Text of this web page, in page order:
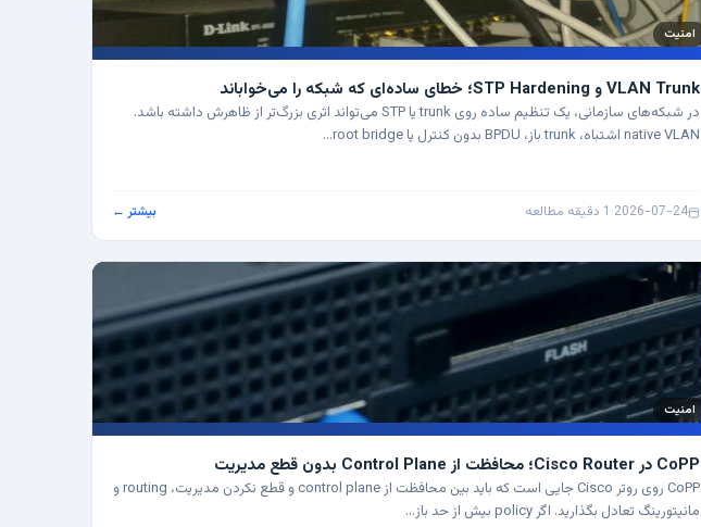
امنیت
VLAN Trunk و STP Hardening؛ خطای ساده‌ای که شبکه را می‌خواباند
در شبکه‌های سازمانی، یک تنظیم ساده روی trunk یا STP می‌تواند اثری بزرگ‌تر از ظاهرش داشته باشد.
native VLAN اشتباه، trunk باز، BPDU بدون کنترل یا root bridge…
2026-07-24
· 1 دقیقه مطالعه بیشتر ←
امنیت
CoPP در Cisco Router؛ محافظت از Control Plane بدون قطع مدیریت
CoPP روی روتر Cisco جایی است که باید بین محافظت از control plane و قطع نکردن مدیریت، routing و
مانیتورینگ تعادل بگذارید. اگر policy بیش از حد باز…